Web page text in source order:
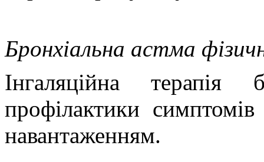
Бронхіальна астма
Інгаляційна терапія
профілактики
навантаженням.